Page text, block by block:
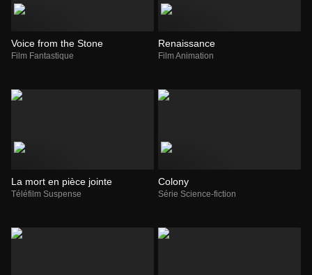
Voice from the Stone
Film Fantastique
Renaissance
Film Animation
La mort en pièce jointe
Téléfilm Suspense
Colony
Série Science-fiction